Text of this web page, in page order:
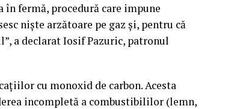
în fermă, procedură care impune
nişte arzătoare pe gaz şi, pentru că
a declarat Iosif Pazuric, patronul
cu monoxid de carbon. Acesta
incompletă a combustibililor (lemn,